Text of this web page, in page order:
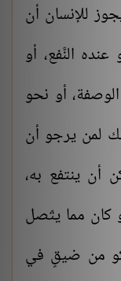
للإنسان أن
النَّفع، أو
الوصفة، أو نحو
لمن يرجو أن
ينتفع به،
كان مما يتّصل
من ضيقٍ في